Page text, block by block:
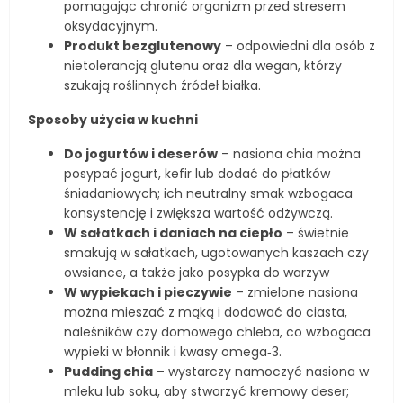
pomagając chronić organizm przed stresem
oksydacyjnym.
Produkt bezglutenowy – odpowiedni dla osób z
nietolerancją glutenu oraz dla wegan, którzy
szukają roślinnych źródeł białka.
Sposoby użycia w kuchni
Do jogurtów i deserów – nasiona chia można
posypać jogurt, kefir lub dodać do płatków
śniadaniowych; ich neutralny smak wzbogaca
konsystencję i zwiększa wartość odżywczą.
W sałatkach i daniach na ciepło – świetnie
smakują w sałatkach, ugotowanych kaszach czy
owsiance, a także jako posypka do warzyw
W wypiekach i pieczywie – zmielone nasiona
można mieszać z mąką i dodawać do ciasta,
naleśników czy domowego chleba, co wzbogaca
wypieki w błonnik i kwasy omega‑3.
Pudding chia – wystarczy namoczyć nasiona w
mleku lub soku, aby stworzyć kremowy deser;